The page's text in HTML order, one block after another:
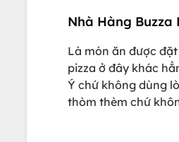
Nhà Hàng
Là món ăn được
pizza ở đây khác
Ý chứ không dùng
thòm thèm chứ